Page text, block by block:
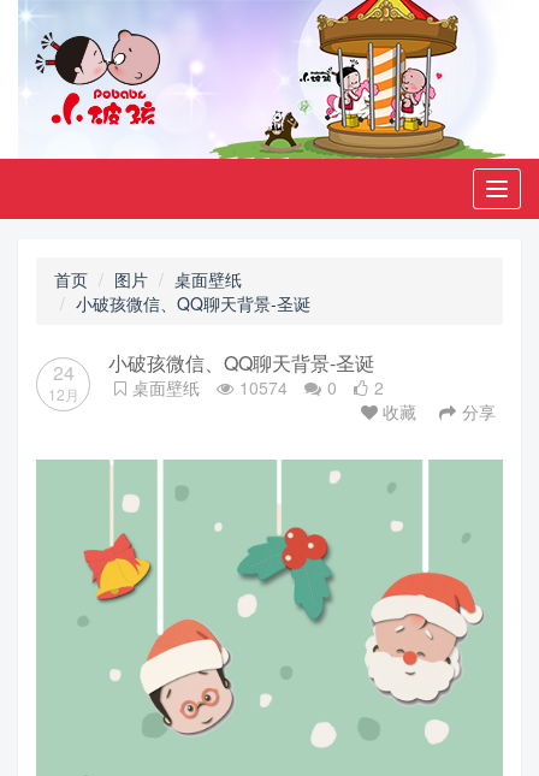
首页 图片
桌面壁纸
小破孩微信、QQ聊天背景-圣诞
24
12月
小破孩微信、QQ聊天背景-圣诞
桌面壁纸 10574 0
2
收藏
分享